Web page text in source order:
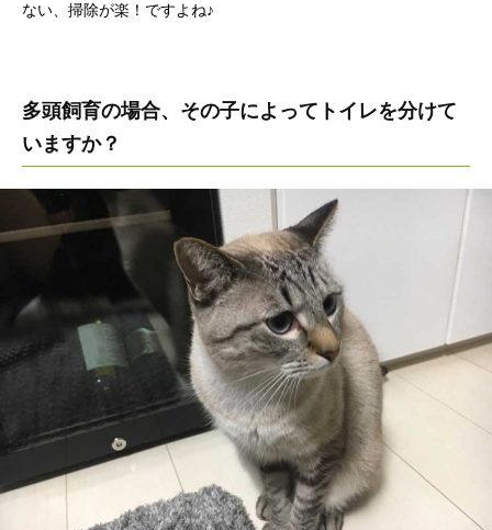
ない、掃除が楽！ですよね♪
多頭飼育の場合、その子によってトイレを分けて
いますか？